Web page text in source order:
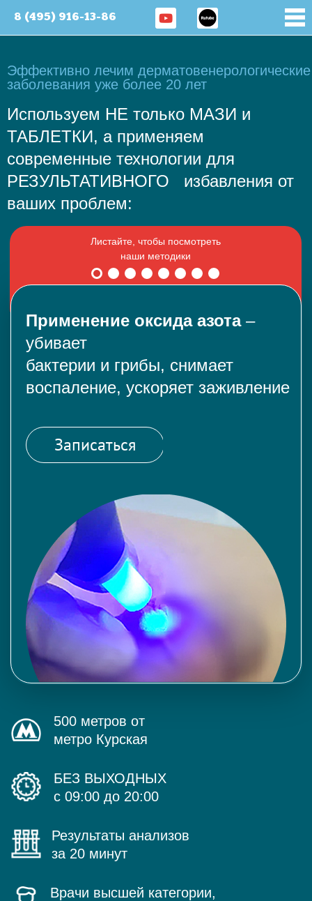
8 (495) 916-13-86
Эффективно лечим дерматовенерологические
заболевания уже более 20 лет
Используем НЕ только МАЗИ и
ТАБЛЕТКИ, а применяем
современные технологии для
РЕЗУЛЬТАТИВНОГО избавления от
ваших проблем:
Применение оксида азота–
убивает
бактерии и грибы, снимает
воспаление, ускоряет заживление
Записаться
500 метров от
метро Курская
БЕЗ ВЫХОДНЫХ
с 09:00 до 20:00
Результаты анализов
за 20 минут
Врачи высшей категории,